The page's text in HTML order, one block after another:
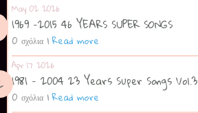
May 02 2026
1969 -2015 46 YEARS SUPER SONGS
0 σχόλια | Read more
Apr 17 2026
1981 - 2004 23 Years Super Songs Vol.3
0 σχόλια | Read more